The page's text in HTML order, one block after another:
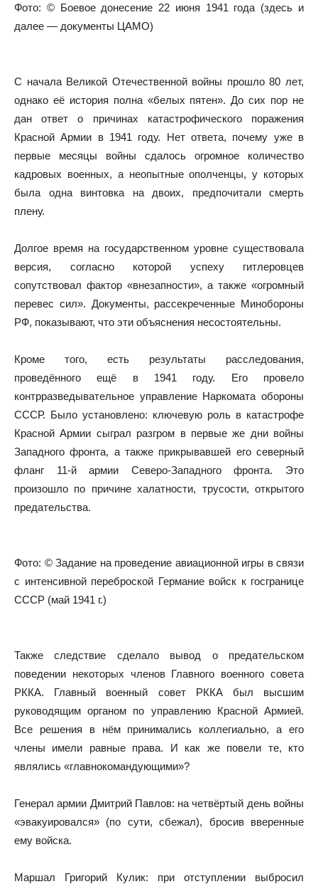
Фото: © Боевое донесение 22 июня 1941 года (здесь и
далее — документы ЦАМО)
С начала Великой Отечественной войны прошло 80 лет,
однако её история полна «белых пятен». До сих пор не
дан ответ о причинах катастрофического поражения
Красной Армии в 1941 году. Нет ответа, почему уже в
первые месяцы войны сдалось огромное количество
кадровых военных, а неопытные ополченцы, у которых
была одна винтовка на двоих, предпочитали смерть
плену.
Долгое время на государственном уровне существовала
версия, согласно которой успеху гитлеровцев
сопутствовал фактор «внезапности», а также «огромный
перевес сил». Документы, рассекреченные Минобороны
РФ, показывают, что эти объяснения несостоятельны.
Кроме того, есть результаты расследования,
проведённого ещё в 1941 году. Его провело
контрразведывательное управление Наркомата обороны
СССР. Было установлено: ключевую роль в катастрофе
Красной Армии сыграл разгром в первые же дни войны
Западного фронта, а также прикрывавшей его северный
фланг 11-й армии Северо-Западного фронта. Это
произошло по причине халатности, трусости, открытого
предательства.
Фото: © Задание на проведение авиационной игры в связи
с интенсивной переброской Германие войск к госгранице
СССР (май 1941 г.)
Также следствие сделало вывод о предательском
поведении некоторых членов Главного военного совета
РККА. Главный военный совет РККА был высшим
руководящим органом по управлению Красной Армией.
Все решения в нём принимались коллегиально, а его
члены имели равные права. И как же повели те, кто
являлись «главнокомандующими»?
Генерал армии Дмитрий Павлов: на четвёртый день войны
«эвакуировался» (по сути, сбежал), бросив вверенные
ему войска.
Маршал Григорий Кулик: при отступлении выбросил